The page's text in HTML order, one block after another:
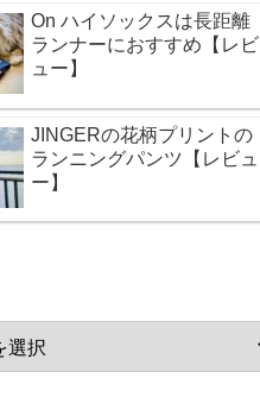
On ハイソックスは長距離
ランナーにおすすめ【レビ
ュー】
JINGERの花柄プリントの
ランニングパンツ【レビュ
ー】